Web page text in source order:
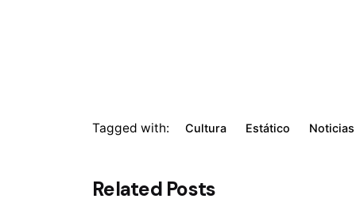
Tagged with: Cultura Estático Noticias
Related Posts